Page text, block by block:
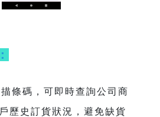
條碼，可即時查詢公司商
歷史訂貨狀況，避免缺貨